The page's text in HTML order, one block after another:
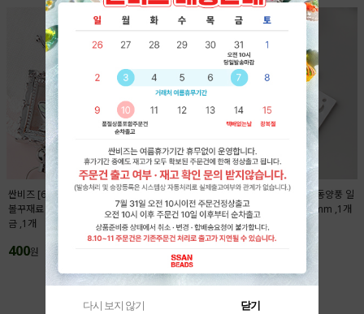
싼비즈 [6716-13]아크릴비즈 볼펜꾸미기
볼꾸재료 액자프레임 28x31.5mm 메탈도
금 ,1개
400원
싼비즈 [6709-12]아크릴펜던트 동양풍 일
본풍 탄자쿠 자개행운부적 7x30mm ,1개
200원
다시 보지 않기 닫기